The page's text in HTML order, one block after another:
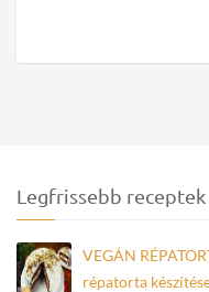
Legfrissebb receptek
VEGÁN
répatorta